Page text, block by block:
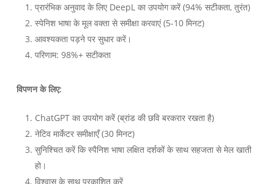
प्रारंभिक अनुवाद के लिए DeepL का उपयोग करें (94% सटीकता, तुरंत)
स्पेनिश भाषा के मूल वक्ता से समीक्षा करवाएं (5-10 मिनट)
आवश्यकता पड़ने पर सुधार करें।
परिणाम: 98%+ सटीकता
विपणन के लिए:
ChatGPT का उपयोग करें (ब्रांड की छवि बरकरार रखता है)
नेटिव मार्केटर समीक्षाएँ (30 मिनट)
सुनिश्चित करें कि स्पैनिश भाषा लक्षित दर्शकों के साथ सहजता से मेल खाती
हो।
विश्वास के साथ प्रकाशित करें